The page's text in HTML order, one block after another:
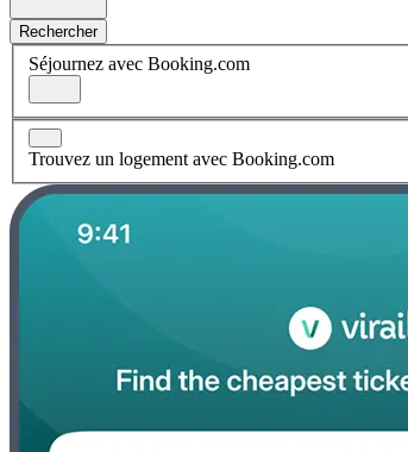
Rechercher
Séjournez avec Booking.com
Trouvez un logement avec Booking.com